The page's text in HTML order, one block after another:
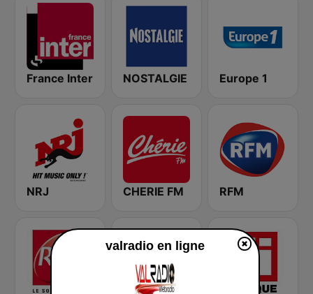
France Inter NOSTALGIE Europe 1
NRJ CHERIE FM RFM
valradio en ligne